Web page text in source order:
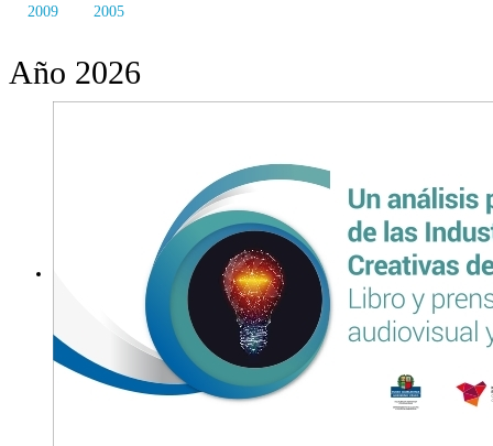
2009 2005
Año 2026